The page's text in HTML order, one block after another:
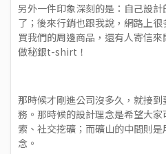
另外一件印象深刻的是：自己設
了；後來行銷也跟我說，網路上
買我們的周邊商品，還有人寄信
做秘銀t-shirt！
那時候才剛進公司沒多久，就接
務。那時候的設計理念是希望大
索、社交挖礦；而礦山的中間則
念。